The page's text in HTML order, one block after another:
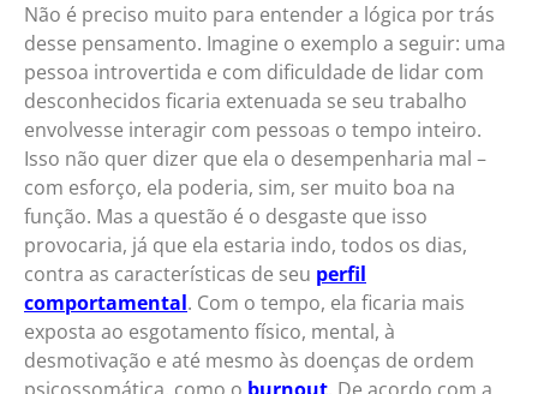
Não é preciso muito para entender a lógica por trás
desse pensamento. Imagine o exemplo a seguir: uma
pessoa introvertida e com dificuldade de lidar com
desconhecidos ficaria extenuada se seu trabalho
envolvesse interagir com pessoas o tempo inteiro.
Isso não quer dizer que ela o desempenharia mal –
com esforço, ela poderia, sim, ser muito boa na
função. Mas a questão é o desgaste que isso
provocaria, já que ela estaria indo, todos os dias,
contra as características de seu perfil
comportamental. Com o tempo, ela ficaria mais
exposta ao esgotamento físico, mental, à
desmotivação e até mesmo às doenças de ordem